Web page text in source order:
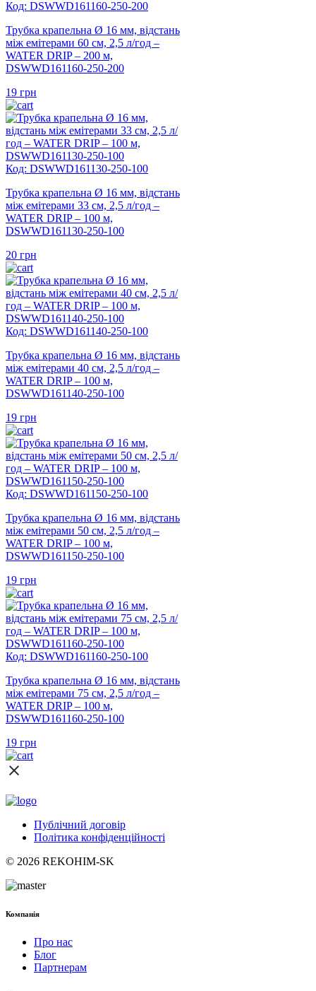
Код: DSWWD161160-250-200
Трубка крапельна Ø 16 мм, відстань
між емітерами 60 см, 2,5 л/год –
WATER DRIP – 200 м,
DSWWD161160-250-200
19 грн
Код: DSWWD161130-250-100
Трубка крапельна Ø 16 мм, відстань
між емітерами 33 см, 2,5 л/год –
WATER DRIP – 100 м,
DSWWD161130-250-100
20 грн
Код: DSWWD161140-250-100
Трубка крапельна Ø 16 мм, відстань
між емітерами 40 см, 2,5 л/год –
WATER DRIP – 100 м,
DSWWD161140-250-100
19 грн
Код: DSWWD161150-250-100
Трубка крапельна Ø 16 мм, відстань
між емітерами 50 см, 2,5 л/год –
WATER DRIP – 100 м,
DSWWD161150-250-100
19 грн
Код: DSWWD161160-250-100
Трубка крапельна Ø 16 мм, відстань
між емітерами 75 см, 2,5 л/год –
WATER DRIP – 100 м,
DSWWD161160-250-100
19 грн
Публічний договір
Політика конфіденційності
© 2026 REKOHIM-SK
Компанія
Про нас
Блог
Партнерам